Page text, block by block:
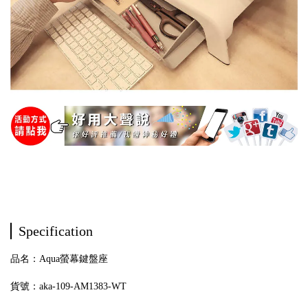
Specification
品名：Aqua螢幕鍵盤座
貨號：aka-109-AM1383-WT